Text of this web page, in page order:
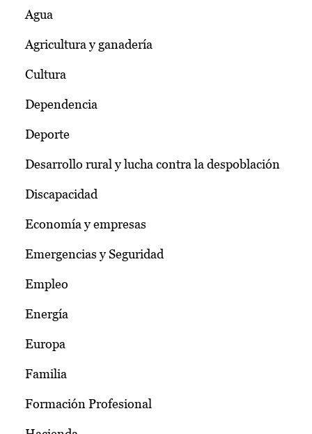
Agua
Agricultura y ganadería
Cultura
Dependencia
Deporte
Desarrollo rural y lucha contra la despoblación
Discapacidad
Economía y empresas
Emergencias y Seguridad
Empleo
Energía
Europa
Familia
Formación Profesional